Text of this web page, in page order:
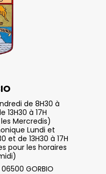
de 8H30 à
13H30 à 17H
Mercredis)
Lundi et
et de 13H30 à 17H
pour les horaires
GORBIO